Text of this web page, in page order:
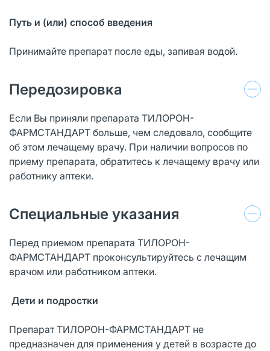
Путь и (или) способ введения
Принимайте препарат после еды, запивая водой.
Передозировка
Если Вы приняли препарата ТИЛОРОН-
ФАРМСТАНДАРТ больше, чем следовало, сообщите
об этом лечащему врачу. При наличии вопросов по
приему препарата, обратитесь к лечащему врачу или
работнику аптеки.
Специальные указания
Перед приемом препарата ТИЛОРОН-
ФАРМСТАНДАРТ проконсультируйтесь с лечащим
врачом или работником аптеки.
Дети и подростки
Препарат ТИЛОРОН-ФАРМСТАНДАРТ не
предназначен для применения у детей в возрасте до